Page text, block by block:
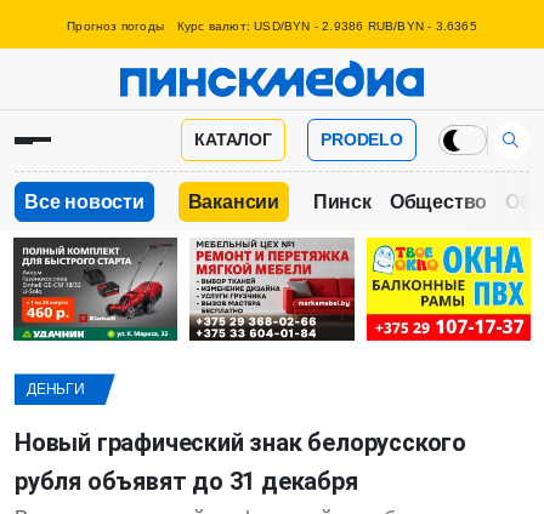
Прогноз погоды Курс валют: USD/BYN - 2.9386 RUB/BYN - 3.6365
КАТАЛОГ PRODELO
Все новости Вакансии Пинск Общество
ДЕНЬГИ
Новый графический знак белорусского
рубля объявят до 31 декабря